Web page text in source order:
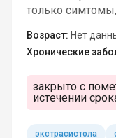
только
Возраст: Нет
Хронические
закрыто с
истечении
экстрасистола